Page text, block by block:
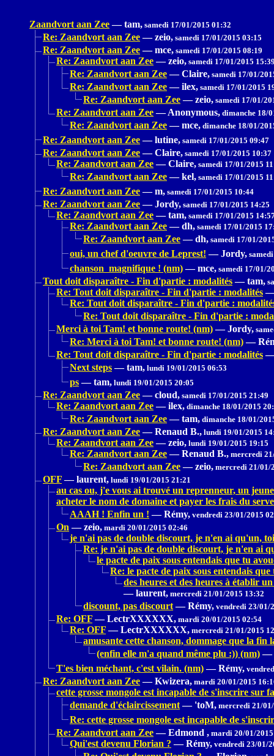
Zaandvort aan Zee — tam, samedi 17/01/2015 01:32
Re: Zaandvort aan Zee — zeio, samedi 17/01/2015 03:15
Re: Zaandvort aan Zee — mce, samedi 17/01/2015 08:19
Re: Zaandvort aan Zee — zeio, samedi 17/01/2015
Re: Zaandvort aan Zee — Claire, samedi 17/01/
Re: Zaandvort aan Zee — ilex, samedi 17/01/2015
Re: Zaandvort aan Zee — zeio, samedi 17/01/
Re: Zaandvort aan Zee — Anonymous, dimanche 18/
Re: Zaandvort aan Zee — mce, dimanche 18/01/
Re: Zaandvort aan Zee — lutine, samedi 17/01/2015 09:47
Re: Zaandvort aan Zee — Claire, samedi 17/01/2015 10:37
Re: Zaandvort aan Zee — Claire, samedi 17/01/2015
Re: Zaandvort aan Zee — kel, samedi 17/01/2015
Re: Zaandvort aan Zee — m, samedi 17/01/2015 10:44
Re: Zaandvort aan Zee — Jordy, samedi 17/01/2015 14:25
Re: Zaandvort aan Zee — tam, samedi 17/01/2015
Re: Zaandvort aan Zee — dh, samedi 17/01/2015
Re: Zaandvort aan Zee — dh, samedi 17/01/
oui, un chef d'oeuvre de Leprest! — Jordy,
chanson magnifique ! (nm) — mce, samedi 17/01/
Tout doit disparaître - Fin d'partie : modalités — tam,
Re: Tout doit disparaître - Fin d'partie : modalités
Re: Tout doit disparaître - Fin d'partie :
Re: Tout doit disparaître - Fin d'partie :
Merci à toi Tam! et bonne route! (nm) — Jordy,
Re: Merci à toi Tam! et bonne route! (nm) —
Re: Tout doit disparaître - Fin d'partie : modalités
Next steps — tam, lundi 19/01/2015 06:53
ps — tam, lundi 19/01/2015 20:05
Re: Zaandvort aan Zee — cloud, samedi 17/01/2015 21:49
Re: Zaandvort aan Zee — ilex, dimanche 18/01/2015
Re: Zaandvort aan Zee — tam, dimanche 18/01/
Re: Zaandvort aan Zee — Renaud B., lundi 19/01/2015
Re: Zaandvort aan Zee — zeio, lundi 19/01/2015 19:15
Re: Zaandvort aan Zee — Renaud B., mercredi
Re: Zaandvort aan Zee — zeio, mercredi 21/01/
OFF — laurent, lundi 19/01/2015 21:21
au cas ou, j'e vous ai trouvé un reprenneur, un
acheter le nom de domaine et payer les frais du
AAAH ! Enfin un ! — Rémy, vendredi 23/01/2015
On — zeio, mardi 20/01/2015 02:46
je n'ai pas de double discourt, je n'en ai qu'un,
Re: je n'ai pas de double discourt, je n'en ai
le pacte de paix sous entendais que tu
Re: le pacte de paix sous entendais
des heures et des heures à établir
— laurent, mercredi 21/01/2015 13:32
discount, pas discourt — Rémy, vendredi 23/01/
Re: OFF — LectrXXXXXX, mardi 20/01/2015 02:54
Re: OFF — LectrXXXXXX, mercredi 21/01/2015
amusante cette chanson, dommage que la fin
(enfin elle m'a quand même plu :)) (nm) —
T'es bien méchant, c'est vilain. (nm) — Rémy,
Re: Zaandvort aan Zee — Kwizera, mardi 20/01/2015
cette grosse mongole est incapable de s'inscrire sur
demande d'éclaircissement — 'toM, mercredi 21/
Re: cette grosse mongole est incapable de
Re: Zaandvort aan Zee — Edmond , mardi 20/01/
Qui'est devenu Florian ? — Rémy, vendredi 23/01/